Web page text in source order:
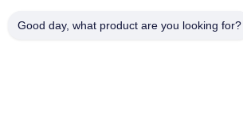
Good day, what product are you looking for?